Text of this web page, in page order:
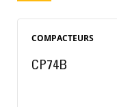
COMPACTEURS
CP74B